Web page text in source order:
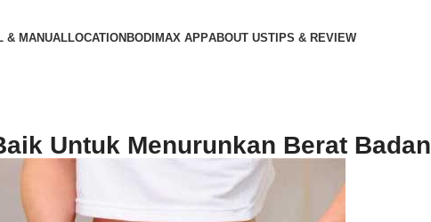
& MANUALLOCATIONBODIMAX APPABOUT USTIPS & REVIEW
Untuk Menurunkan Berat Badan